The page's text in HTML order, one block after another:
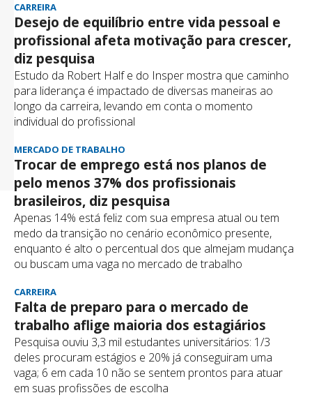
CARREIRA
Desejo de equilíbrio entre vida pessoal e
profissional afeta motivação para crescer,
diz pesquisa
Estudo da Robert Half e do Insper mostra que caminho
para liderança é impactado de diversas maneiras ao
longo da carreira, levando em conta o momento
individual do profissional
MERCADO DE TRABALHO
Trocar de emprego está nos planos de
pelo menos 37% dos profissionais
brasileiros, diz pesquisa
Apenas 14% está feliz com sua empresa atual ou tem
medo da transição no cenário econômico presente,
enquanto é alto o percentual dos que almejam mudança
ou buscam uma vaga no mercado de trabalho
CARREIRA
Falta de preparo para o mercado de
trabalho aflige maioria dos estagiários
Pesquisa ouviu 3,3 mil estudantes universitários: 1/3
deles procuram estágios e 20% já conseguiram uma
vaga; 6 em cada 10 não se sentem prontos para atuar
em suas profissões de escolha